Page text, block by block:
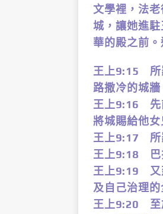
文學裡，法
城，讓她進
華的殿之前
王上9:15 所
路撒冷的城
王上9:16 先
將城賜給他女
王上9:17 所
王上9:18 巴
王上9:19 又
及自己治理
王上9:20 至